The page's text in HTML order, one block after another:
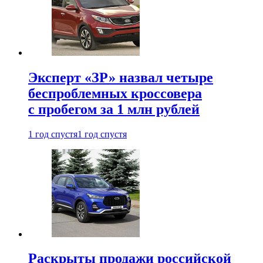
Эксперт «ЗР» назвал четыре
беспроблемных кроссовера
с пробегом за 1 млн рублей
1 год спустя1 год спустя
Раскрыты продажи российской